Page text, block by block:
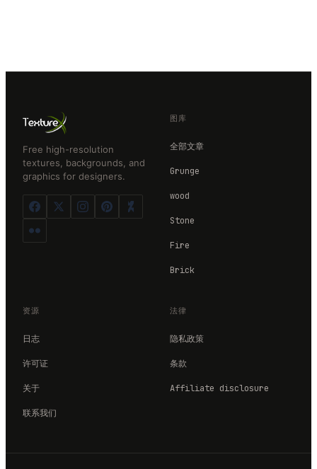
Free high-resolution
textures, backgrounds, and
graphics for designers.
图库
全部文章
Grunge
wood
Stone
Fire
Brick
资源
日志
许可证
关于
联系我们
法律
隐私政策
条款
Affiliate disclosure